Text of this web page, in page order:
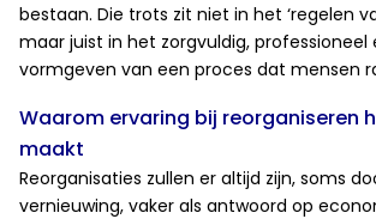
bestaan. Die trots zit niet in het ‘regelen
maar juist in het zorgvuldig, professioneel
vormgeven van een proces dat mensen
Waarom ervaring bij reorganiseren
maakt
Reorganisaties zullen er altijd zijn, soms
vernieuwing, vaker als antwoord op